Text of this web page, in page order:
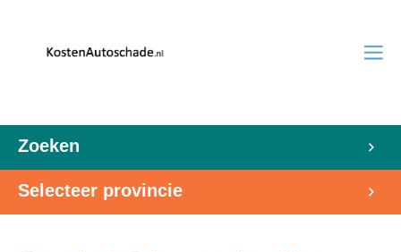
Zoeken
Selecteer provincie